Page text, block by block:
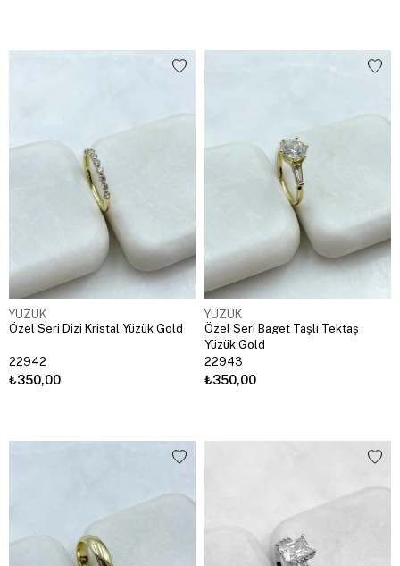
YÜZÜK
Özel Seri Dizi Kristal Yüzük Gold
22942
₺350,00
YÜZÜK
Özel Seri Baget Taşlı Tektaş
Yüzük Gold
22943
₺350,00